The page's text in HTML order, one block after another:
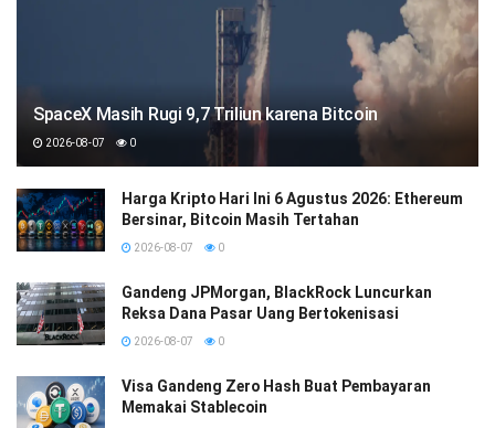
SpaceX Masih Rugi 9,7 Triliun karena Bitcoin
2026-08-07 0
Harga Kripto Hari Ini 6 Agustus 2026: Ethereum
Bersinar, Bitcoin Masih Tertahan
2026-08-07 0
Gandeng JPMorgan, BlackRock Luncurkan
Reksa Dana Pasar Uang Bertokenisasi
2026-08-07 0
Visa Gandeng Zero Hash Buat Pembayaran
Memakai Stablecoin